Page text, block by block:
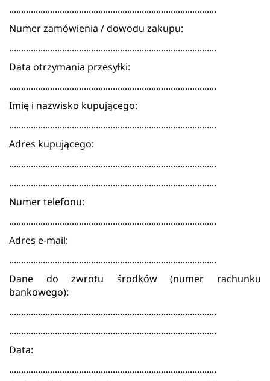
......................................................................................
Numer zamówienia / dowodu zakupu:
......................................................................................
Data otrzymania przesyłki:
......................................................................................
Imię i nazwisko kupującego:
......................................................................................
Adres kupującego:
......................................................................................
......................................................................................
Numer telefonu:
......................................................................................
Adres e-mail:
......................................................................................
Dane do zwrotu środków (numer rachunku
bankowego):
......................................................................................
......................................................................................
Data:
......................................................................................